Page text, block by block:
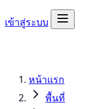
เข้าสู่ระบบ
หน้าแรก
พื้นที่